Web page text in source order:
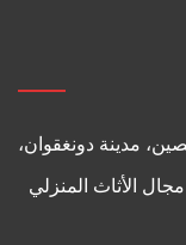
مدينة دونغقوان،
الأثاث المنزلي